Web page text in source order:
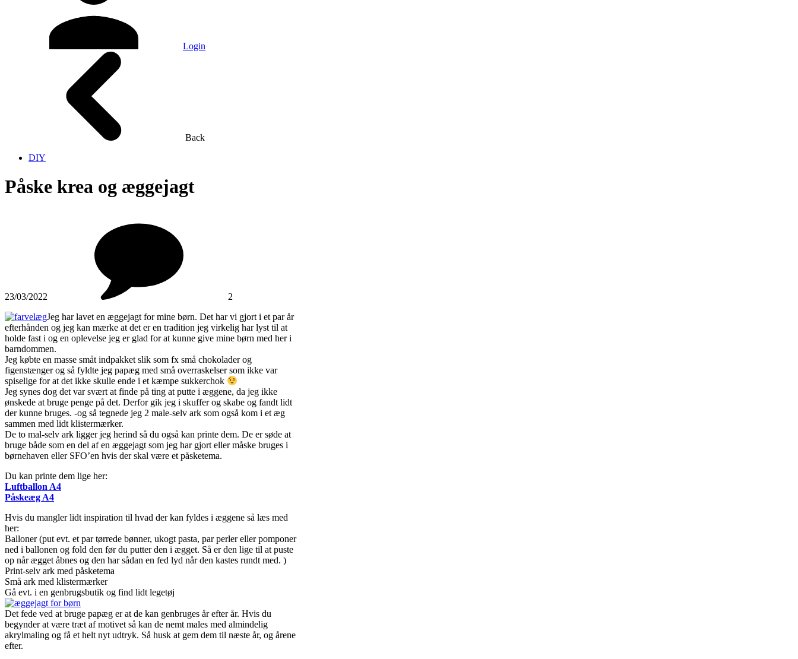
Login
Back
DIY
Påske krea og æggejagt
23/03/2022
2
Jeg har lavet en æggejagt for mine børn. Det har vi gjort i et par år
efterhånden og jeg kan mærke at det er en tradition jeg virkelig har lyst til at
holde fast i og en oplevelse jeg er glad for at kunne give mine børn med her i
barndommen.
Jeg købte en masse småt indpakket slik som fx små chokolader og
figenstænger og så fyldte jeg papæg med små overraskelser som ikke var
spiselige for at det ikke skulle ende i et kæmpe sukkerchok
Jeg synes dog det var svært at finde på ting at putte i æggene, da jeg ikke
ønskede at bruge penge på det. Derfor gik jeg i skuffer og skabe og fandt lidt
der kunne bruges. -og så tegnede jeg 2 male-selv ark som også kom i et æg
sammen med lidt klistermærker.
De to mal-selv ark ligger jeg herind så du også kan printe dem. De er søde at
bruge både som en del af en æggejagt som jeg har gjort eller måske bruges i
børnehaven eller SFO’en hvis der skal være et påsketema.
Du kan printe dem lige her:
Luftballon A4
Påskeæg A4
Hvis du mangler lidt inspiration til hvad der kan fyldes i æggene så læs med
her:
Balloner (put evt. et par tørrede bønner, ukogt pasta, par perler eller pomponer
ned i ballonen og fold den før du putter den i ægget. Så er den lige til at puste
op når ægget åbnes og den har sådan en fed lyd når den kastes rundt med. )
Print-selv ark med påsketema
Små ark med klistermærker
Gå evt. i en genbrugsbutik og find lidt legetøj
Det fede ved at bruge papæg er at de kan genbruges år efter år. Hvis du
begynder at være træt af motivet så kan de nemt males med almindelig
akrylmaling og få et helt nyt udtryk. Så husk at gem dem til næste år, og årene
efter.